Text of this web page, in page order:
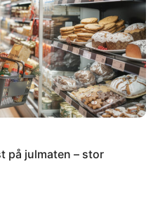
på julmaten – stor